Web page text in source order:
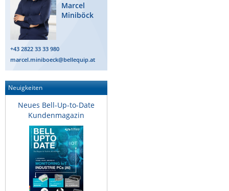
Marcel
Miniböck
+43 2822 33 33 980
marcel.miniboeck@bellequip.at
Neuigkeiten
Neues Bell-Up-to-Date
Kundenmagazin